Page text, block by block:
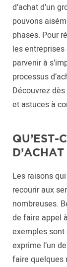
d’achat d’un
pouvons
phases. Pour
les
parvenir à
processus
Découvrez
et astuces à
QU’EST-
Les raisons
recourir aux
nombreuses.
de faire appel
exemples sont
exprime l’un
faire quelques